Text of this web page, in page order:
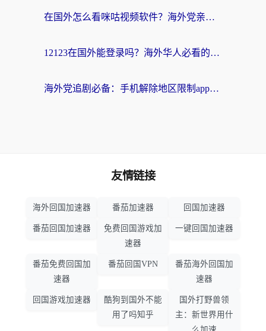
在国外怎么看咪咕视频软件？海外党亲测有效的回国加速方案
12123在国外能登录吗？海外华人必看的回国加速实用指南
海外党追剧必备：手机解除地区限制app怎么选？解决央视视频&国内剧地区限制全指南
友情链接
海外回国加速器 番茄加速器 回国加速器
番茄回国加速器
免费回国游戏加
速器
一键回国加速器
番茄免费回国加
速器
番茄回国VPN
番茄海外回国加
速器
回国游戏加速器
酷狗到国外不能
用了吗知乎
国外打野兽领
主：新世界用什